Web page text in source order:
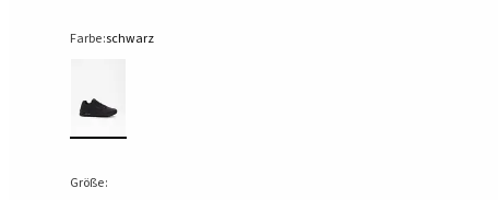
Farbe:schwarz
Größe: